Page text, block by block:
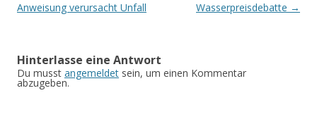
Anweisung verursacht Unfall
Wasserpreisdebatte →
Hinterlasse eine Antwort
Du musst angemeldet sein, um einen Kommentar
abzugeben.